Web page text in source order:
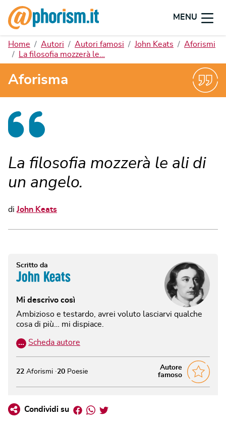
MENU
Home Autori Autori famosi John Keats
Aforismi
La filosofia mozzerà le…
Aforisma
La filosofia mozzerà le ali di
un angelo.
di John Keats
Scritto da
John Keats
Mi descrivo così
Ambizioso e testardo, avrei voluto lasciarvi qualche
cosa di più… mi dispiace.
… Scheda autore
Autore
famoso
22 Aforismi 20 Poesie
Condividi su Facebook
Whatsapp
Twitter